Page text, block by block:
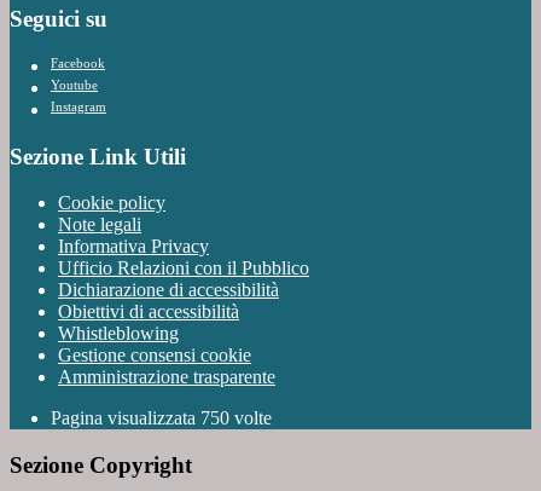
Seguici su
Facebook
Youtube
Instagram
Sezione Link Utili
Cookie policy
Note legali
Informativa Privacy
Ufficio Relazioni con il Pubblico
Dichiarazione di accessibilità
Obiettivi di accessibilità
Whistleblowing
Gestione consensi cookie
Amministrazione trasparente
Pagina visualizzata 750 volte
Sezione Copyright